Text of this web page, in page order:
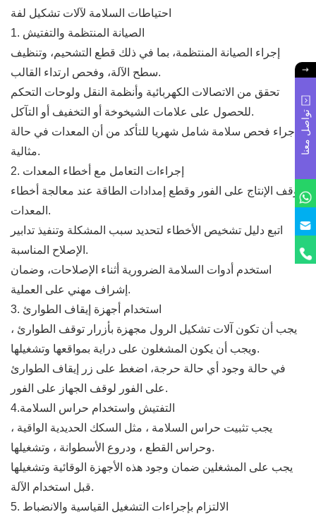
احتياطات السلامة لآلات تشكيل لفة
1. الصيانة المنتظمة والتفتيش
إجراء الصيانة المنتظمة، بما في ذلك قطع التشحيم، وتنظيف
سطح الآلة، وفحص ارتداء القالب.
تحقق من الاتصالات الكهربائية وأنظمة النقل ولوحات التحكم
للحصول على علامات الشيخوخة أو التخفيف أو التآكل.
إجراء فحص سلامة شامل شهريا للتأكد من أن المعدات في حالة
مثالية.
2. إجراءات التعامل مع أخطاء المعدات
أوقف الإنتاج على الفور وقطع إمدادات الطاقة عند معالجة أخطاء
المعدات.
اتبع دليل تشخيص الأخطاء لتحديد سبب المشكلة وتنفيذ تدابير
الإصلاح المناسبة.
استخدم أدوات السلامة الضرورية أثناء الإصلاحات، وضمان
إشراف مهني على العملية.
3. استخدام أجهزة إيقاف الطوارئ
يجب أن تكون آلات تشكيل الرول مجهزة بأزرار توقف الطوارئ ،
ويجب أن يكون المشغلون على دراية بمواقعها وتشغيلها.
في حالة وجود أي حالة حرجة، اضغط على زر إيقاف الطوارئ
على الفور لوقف الجهاز على الفور.
4.التفتيش واستخدام حراس السلامة
يجب تثبيت حراس السلامة ، مثل السكك الحديدية الواقية ،
وحراس القطع ، ودروع الأسطوانة ، وتشغيلها.
يجب على المشغلين ضمان وجود هذه الأجهزة الوقائية وتشغيلها
قبل استخدام الآلة.
5. الالتزام بإجراءات التشغيل القياسية والانضباط
تواصل معنا